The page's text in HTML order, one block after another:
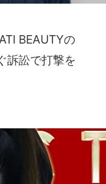
BEAUTYの
訴訟で打撃を